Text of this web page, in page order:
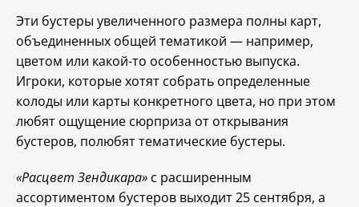
Эти бустеры увеличенного размера полны карт,
объединенных общей тематикой — например,
цветом или какой-то особенностью выпуска.
Игроки, которые хотят собрать определенные
колоды или карты конкретного цвета, но при этом
любят ощущение сюрприза от открывания
бустеров, полюбят тематические бустеры.
«Расцвет Зендикара» с расширенным
ассортиментом бустеров выходит 25 сентября, а